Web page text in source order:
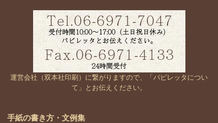
運営会社（双本社印刷）に繋がりますので、「パピレッタについ
て」とお伝えください。
手紙の書き方・文例集